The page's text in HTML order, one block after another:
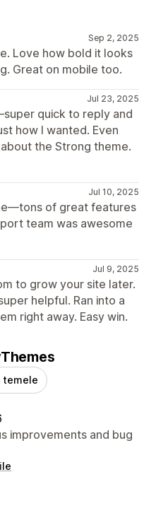
Sep 2, 2025
Love how bold it looks
Great on mobile too.
Jul 23, 2025
quick to reply and
how I wanted. Even
the Strong theme.
Jul 10, 2025
of great features
team was awesome
Jul 9, 2025
to grow your site later.
helpful. Ran into a
right away. Easy win.
temele
improvements and bug